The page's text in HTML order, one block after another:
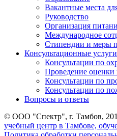
Вакантные места
Руководство
Организация
Международное
Стипендии и меры
Консультационные услуги
Консультации по
Проведение оценки
Консультации по
Консультации по
Вопросы и ответы
© ООО "Спектр", г. Тамбов,
учебный центр в Тамбове,